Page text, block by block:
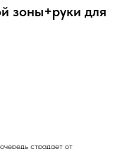
зоны+руки для
страдает от